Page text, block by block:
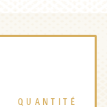
QUANTITÉ